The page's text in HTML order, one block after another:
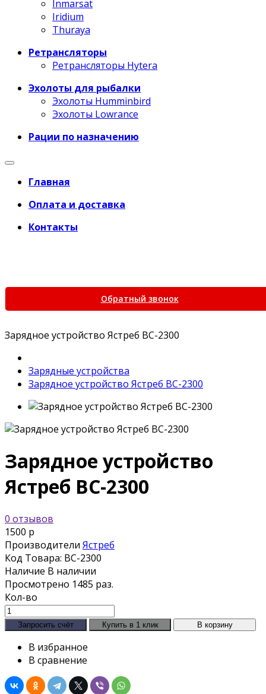
Inmarsat
Iridium
Thuraya
Ретрансляторы
Ретрансляторы Hytera
Эхолоты для рыбалки
Эхолоты Humminbird
Эхолоты Lowrance
Рации по назначению
Главная
Оплата и доставка
Контакты
Обратный звонок
Зарядное устройство Ястреб BС-2300
Зарядные устройства
Зарядное устройство Ястреб BС-2300
Зарядное устройство
Ястреб BС-2300
0 отзывов
1500 р
Производители Ястреб
Код Товара: BС-2300
Наличие В наличии
Просмотрено 1485 раз.
Кол-во
В избранное
В сравнение